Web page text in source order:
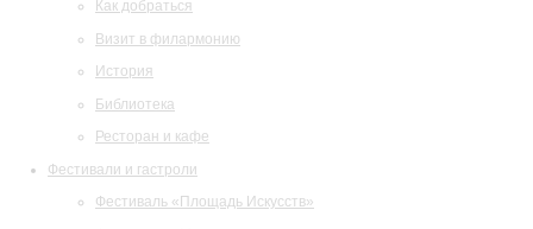
Как добраться
Визит в филармонию
История
Библиотека
Ресторан и кафе
Фестивали и гастроли
Фестиваль «Площадь Искусств»